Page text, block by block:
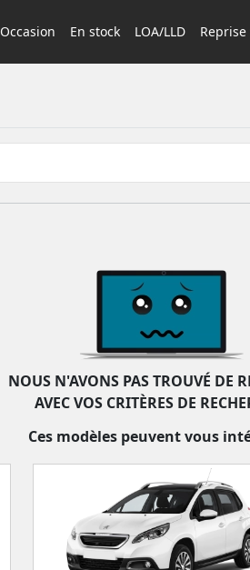
Occasion En stock LOA/LLD
NOUS N'AVONS PAS TROUVÉ DE
AVEC VOS CRITÈRES DE
Ces modèles peuvent vous